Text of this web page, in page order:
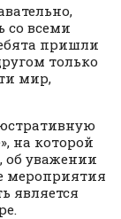
со всеми
пришли
только
мир,
на которой
об уважении
мероприятия
является